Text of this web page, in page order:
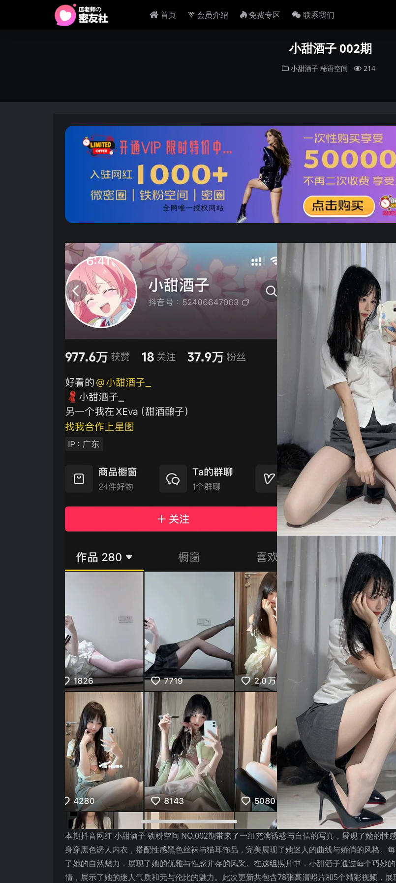
首页 会员介绍 免费专区 联系我们
小甜酒子 002期
小甜酒子 秘语空间 214
本期抖音网红 小甜酒子 铁粉空间 NO.002期带来了一组充满诱惑与自信的写真，展现了她的性
身穿黑色诱人内衣，搭配性感黑色丝袜与猫耳饰品，完美展现了她迷人的曲线与娇俏的风格。
了她的自然魅力，展现了她的优雅与性感并存的风采。在这组照片中，小甜酒子通过每个巧妙
情，展示了她的迷人气质和无与伦比的魅力。此次更新共包含78张高清照片和5个精彩视频，展